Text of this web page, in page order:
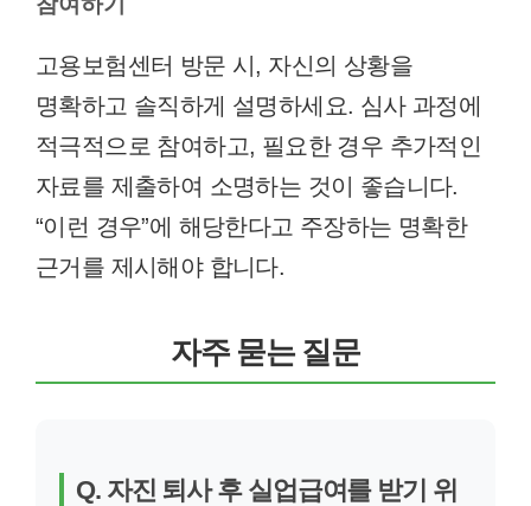
고용보험센터 방문 시, 자신의 상황을
명확하고 솔직하게 설명하세요. 심사 과정에
적극적으로 참여하고, 필요한 경우 추가적인
자료를 제출하여 소명하는 것이 좋습니다.
“이런 경우”에 해당한다고 주장하는 명확한
근거를 제시해야 합니다.
자주 묻는 질문
Q. 자진 퇴사 후 실업급여를 받기 위